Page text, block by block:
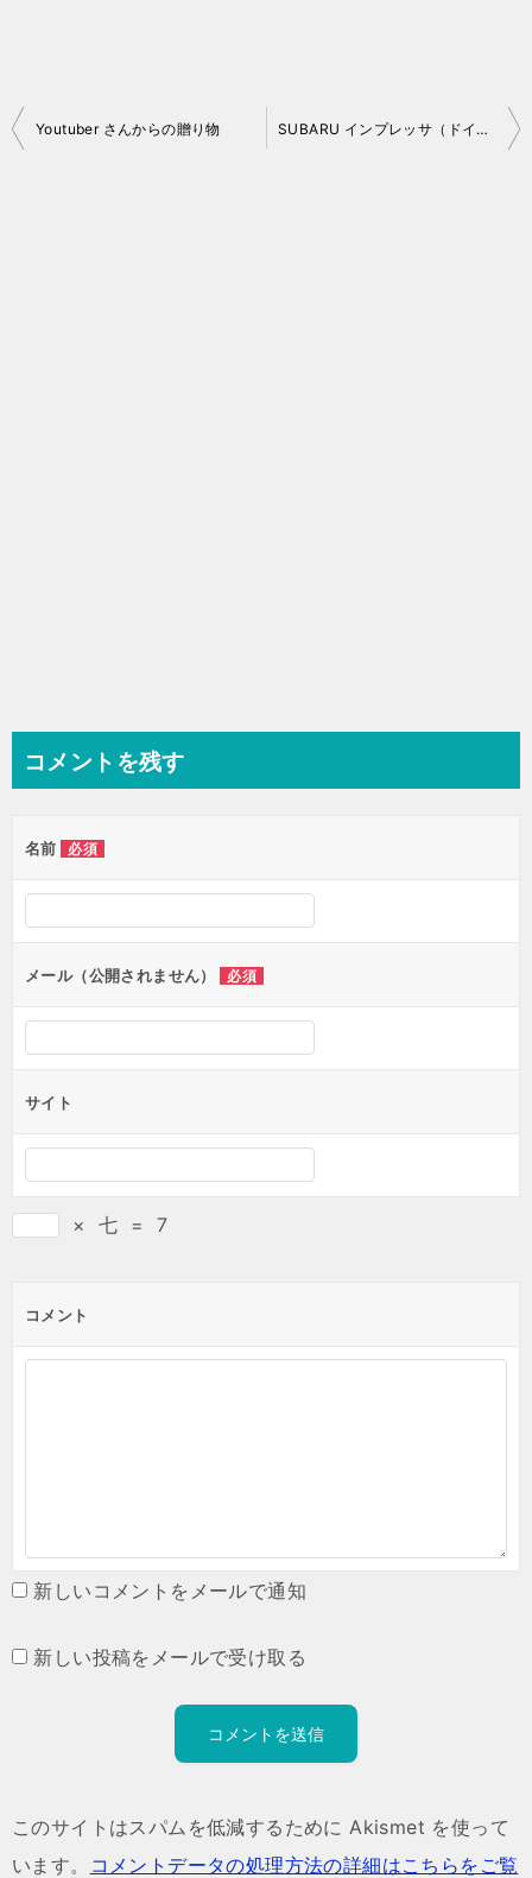
投
Youtuber さんからの贈り物 SUBARU インプレッサ（ドイツVer.)に e-BOXER 追加！
コメントを残す
名前 必須
メール（公開されません） 必須
サイト
× 七 = 7
コメント
新しいコメントをメールで通知
新しい投稿をメールで受け取る
このサイトはスパムを低減するために Akismet を使って
います。
コメントデータの処理方法の詳細はこちらをご覧